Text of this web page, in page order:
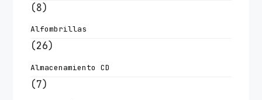
(8)
Alfombrillas
(26)
Almacenamiento CD
(7)